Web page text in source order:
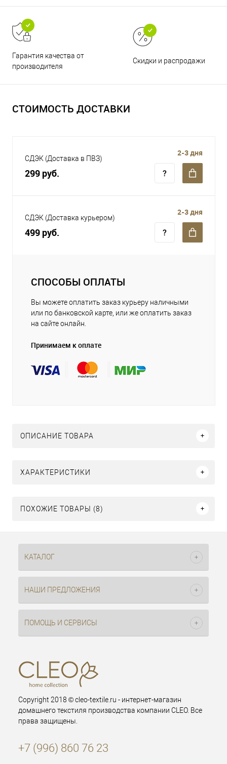
Гарантия качества от
производителя
Скидки и распродажи
СТОИМОСТЬ ДОСТАВКИ
СДЭК (Доставка в ПВЗ)
299 руб.
2-3 дня
СДЭК (Доставка курьером)
499 руб.
2-3 дня
СПОСОБЫ ОПЛАТЫ
Вы можете оплатить заказ курьеру наличными
или по банковской карте, или же оплатить заказ
на сайте онлайн.
Принимаем к оплате
ОПИСАНИЕ ТОВАРА
ХАРАКТЕРИСТИКИ
ПОХОЖИЕ ТОВАРЫ (8)
КАТАЛОГ
НАШИ ПРЕДЛОЖЕНИЯ
ПОМОЩЬ И СЕРВИСЫ
Copyright 2018 © cleo-textile.ru - интернет-магазин
домашнего текстиля производства компании CLEO. Все
права защищены.
+7 (996) 860 76 23